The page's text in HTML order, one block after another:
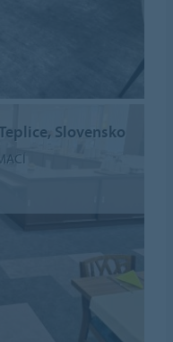
Slovensko